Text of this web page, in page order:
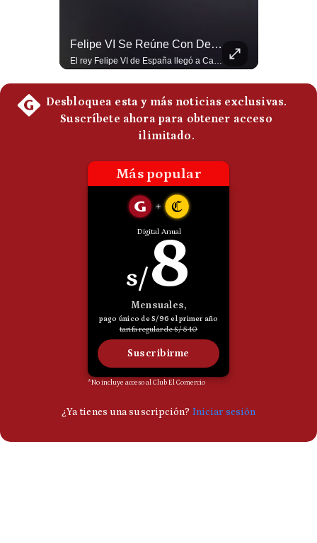
De
Cookies
Preguntas
Felipe VI Se Reúne Con De La Espriella Antes De La Investidura | Gestión Mundo